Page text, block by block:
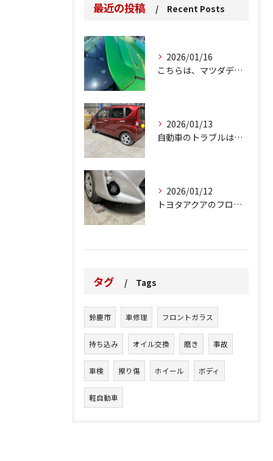
最近の投稿 Recent Posts
2026/01/16
こちらは、マツダデミオのゲートのルーフスポイラーで、経年劣化...
2026/01/13
自動車のトラブルは、日常生活において避けられない出来事の一つ...
2026/01/12
トヨタアクアのフロントバンパーの右下側を縁石にぶつけてできた...
タグ Tags
鈴鹿市 車修理 フロントガラス
持ち込み オイル交換 磨き 事故
車検 擦り傷 ホイール ボディ
軽自動車